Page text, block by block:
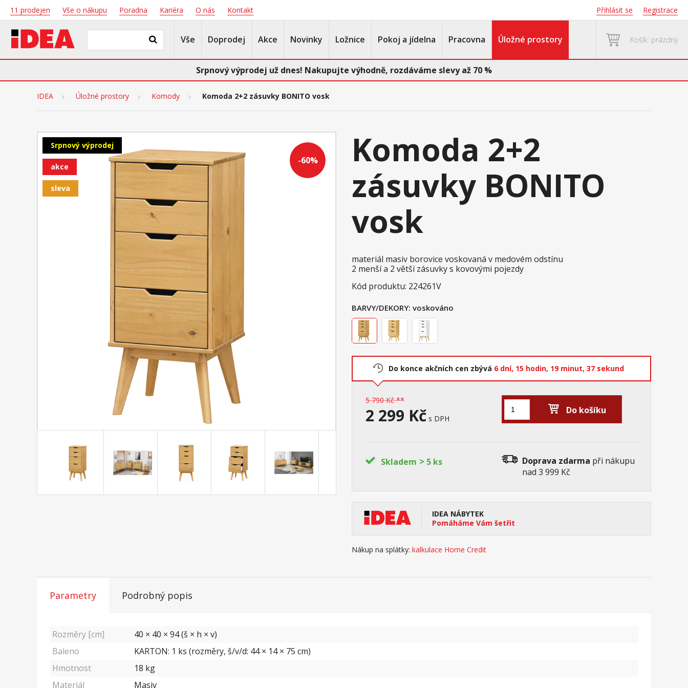
11 prodejen Vše o nákupu Poradna Kariéra O nás Kontakt Přihlásit se Registrace
Vše Doprodej Akce Novinky Ložnice Pokoj a jídelna Pracovna Úložné prostory Košík: prázdný
Srpnový výprodej už dnes! Nakupujte výhodně, rozdáváme slevy až 70 %
IDEA Úložné prostory Komody Komoda 2+2 zásuvky BONITO vosk
-60%
Srpnový výprodej
akce
sleva
Komoda 2+2
zásuvky BONITO
vosk
materiál masiv borovice voskovaná v medovém odstínu
2 menší a 2 větší zásuvky s kovovými pojezdy
Kód produktu: 224261V
BARVY/DEKORY: voskováno
Do konce akčních cen zbývá 6 dní, 15 hodin, 19 minut, 37 sekund
5 790 Kč **
2 299 Kč s DPH
Do košíku
Skladem > 5 ks Doprava zdarma při nákupu
nad 3 999 Kč
IDEA NÁBYTEK
Pomáháme Vám šetřit
Nákup na splátky: kalkulace Home Credit
Parametry Podrobný popis
Rozměry [cm]
40 × 40 × 94 (š × h × v)
Baleno
KARTON: 1 ks (rozměry, š/v/d: 44 × 14 × 75 cm)
Hmotnost
18 kg
Materiál
Masiv